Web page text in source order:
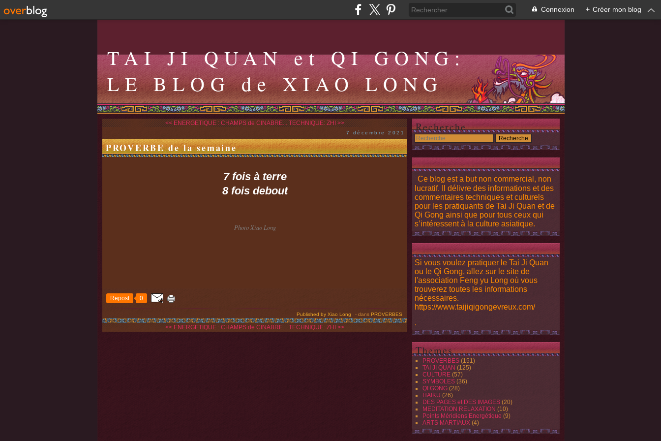
Connexion + Créer mon blog
TAI JI QUAN et QI GONG:
LE BLOG de XIAO LONG
<< ENERGETIQUE : CHAMPS de CINABRE... TECHNIQUE: ZHI >>
7 décembre 2021
PROVERBE de la semaine
7 fois à terre
8 fois debout
Photo Xiao Long
Repost 0
Published by Xiao Long - dans PROVERBES
<< ENERGETIQUE : CHAMPS de CINABRE... TECHNIQUE: ZHI >>
Recherche
Ce blog est a but non commercial, non
lucratif. Il délivre des informations et des
commentaires techniques et culturels
pour les pratiquants de Tai Ji Quan et de
Qi Gong ainsi que pour tous ceux qui
s’intéressent à la culture asiatique.
Si vous voulez pratiquer le Tai Ji Quan
ou le Qi Gong, allez sur le site de
l'association Feng yu Long où vous
trouverez toutes les informations
nécessaires.
https://www.taijiqigongevreux.com/
.
Themes
PROVERBES (151)
TAI JI QUAN (125)
CULTURE (57)
SYMBOLES (36)
QI GONG (28)
HAIKU (26)
DES PAGES et DES IMAGES (20)
MEDITATION RELAXATION (10)
Points Méridiens Energétique (9)
ARTS MARTIAUX (4)